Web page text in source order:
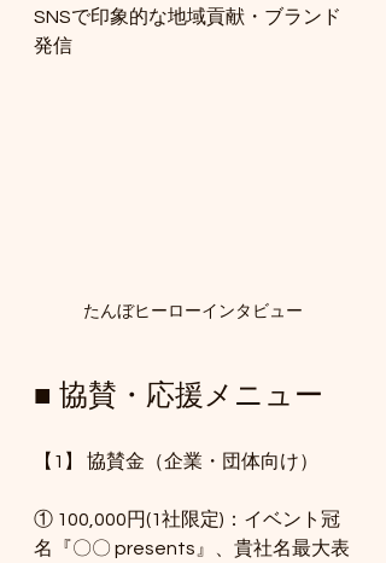
SNSで印象的な地域貢献・ブランド
発信
たんぼヒーローインタビュー
■ 協賛・応援メニュー
【1】 協賛金（企業・団体向け）
① 100,000円(1社限定)：イベント冠
名『〇〇 presents』、貴社名最大表